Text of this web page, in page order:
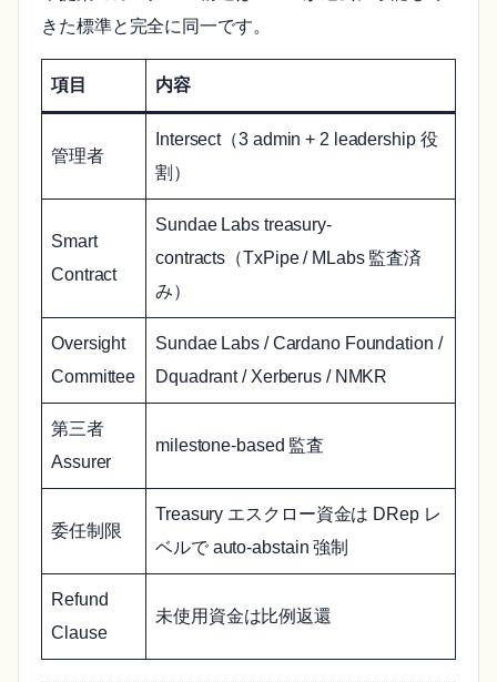
きた標準と完全に同一です。
項目 内容
管理者
Intersect（3 admin + 2 leadership 役
割）
Smart
Contract
Sundae Labs treasury-
contracts（TxPipe / MLabs 監査済
み）
Oversight
Committee
Sundae Labs / Cardano Foundation /
Dquadrant / Xerberus / NMKR
第三者
Assurer
milestone-based 監査
委任制限
Treasury エスクロー資金は DRep レ
ベルで auto-abstain 強制
Refund
Clause
未使用資金は比例返還